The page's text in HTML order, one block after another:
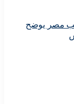
مصر يوضح